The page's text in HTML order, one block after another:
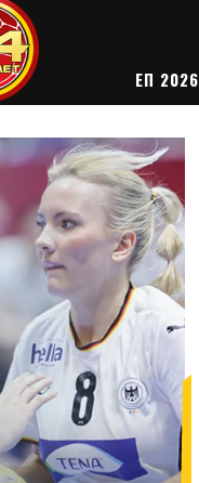
ЕП 2026